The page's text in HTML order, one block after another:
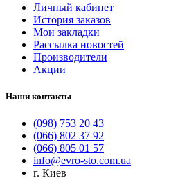
Личный кабинет
История заказов
Мои закладки
Рассылка новостей
Производители
Акции
Наши контакты
(098) 753 20 43
(066) 802 37 92
(066) 805 01 57
info@evro-sto.com.ua
г. Киев